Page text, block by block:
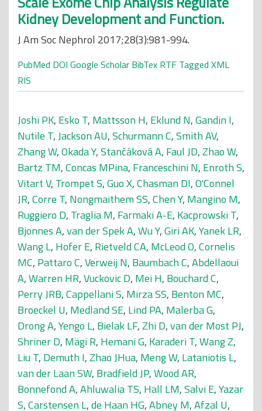
Kidney Development and Function.
J Am Soc Nephrol 2017;28(3):981-994.
PubMed DOI Google Scholar BibTex RTF Tagged XML
RIS
Joshi PK, Esko T, Mattsson H, Eklund N,Gandin I,
Nutile T,Jackson AU,Schurmann C,Smith AV,
Zhang W,Okada Y,Stančáková A, Faul JD,Zhao W,
Bartz TM,Concas MPina, Franceschini N, Enroth S,
Vitart V, Trompet S,Guo X,Chasman DI,O'Connel
JR,Corre T, Nongmaithem SS,Chen Y, Mangino M,
Ruggiero D, Traglia M, Farmaki A-E, Kacprowski T,
Bjonnes A,van der Spek A,Wu Y,Giri AK,Yanek LR,
Wang L, Hofer E, Rietveld CA, McLeod O,Cornelis
MC, Pattaro C,Verweij N, Baumbach C,Abdellaoui
A,Warren HR,Vuckovic D, Mei H, Bouchard C,
Perry JRB,Cappellani S, Mirza SS, Benton MC,
Broeckel U, Medland SE, Lind PA, Malerba G,
Drong A,Yengo L, Bielak LF,Zhi D,van der Most PJ,
Shriner D, Mägi R, Hemani G, Karaderi T,Wang Z,
Liu T, Demuth I,Zhao JHua, Meng W, Lataniotis L,
van der Laan SW, Bradfield JP,Wood AR,
Bonnefond A,Ahluwalia TS, Hall LM,Salvi E,Yazar
S,Carstensen L,de Haan HG,Abney M,Afzal U,